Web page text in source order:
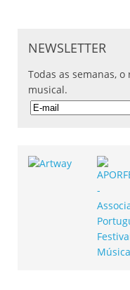
NEWSLETTER
Todas as semanas,
musical.